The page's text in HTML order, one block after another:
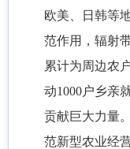
欧美、日韩等
范作用，辐射
累计为周边农
动1000户乡亲
贡献巨大力量
范新型农业经